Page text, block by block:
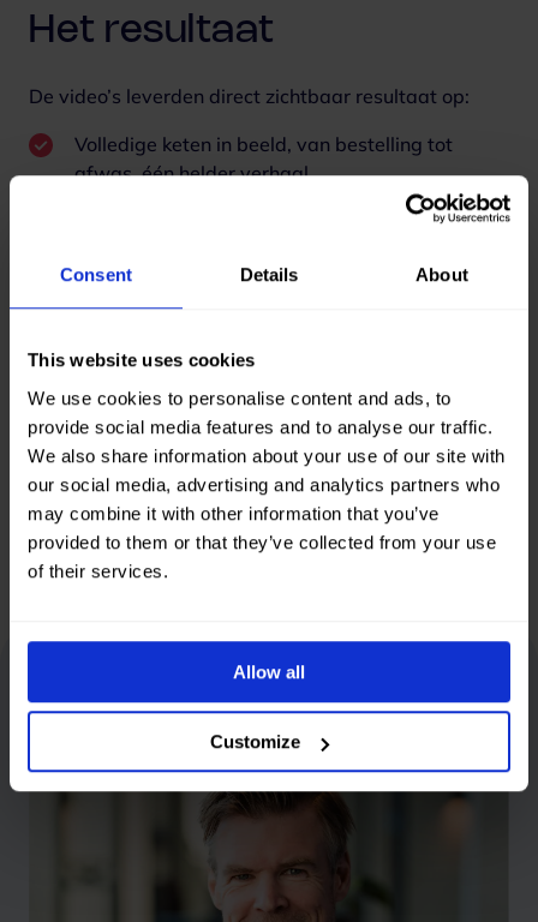
Consent Details About
This website uses cookies
We use cookies to personalise content and ads, to
provide social media features and to analyse our traffic.
We also share information about your use of our site with
our social media, advertising and analytics partners who
may combine it with other information that you’ve
provided to them or that they’ve collected from your use
of their services.
Allow all
Customize
Het resultaat
De video’s leverden direct zichtbaar resultaat op:
Volledige keten in beeld, van bestelling tot
afwas, één helder verhaal.
Eén draaidag, twaalf maanden content
Instagram, TikTok en LinkedIn.
meer aan te denken” visueel gemaakt.
Neem contact op